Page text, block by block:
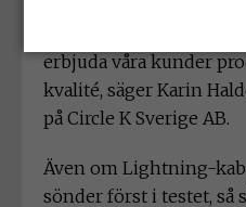
erbjuda våra kunder
kvalité, säger Karin
på Circle K Sverige AB.
Även om Lightning-
sönder först i testet, så